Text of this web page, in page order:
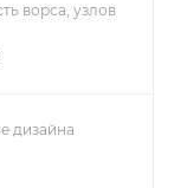
ворса, узлов
дизайна